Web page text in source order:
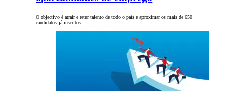
O objectivo é atrair e reter talento de todo o país e aproximar os mais de 650
candidatos já inscritos…